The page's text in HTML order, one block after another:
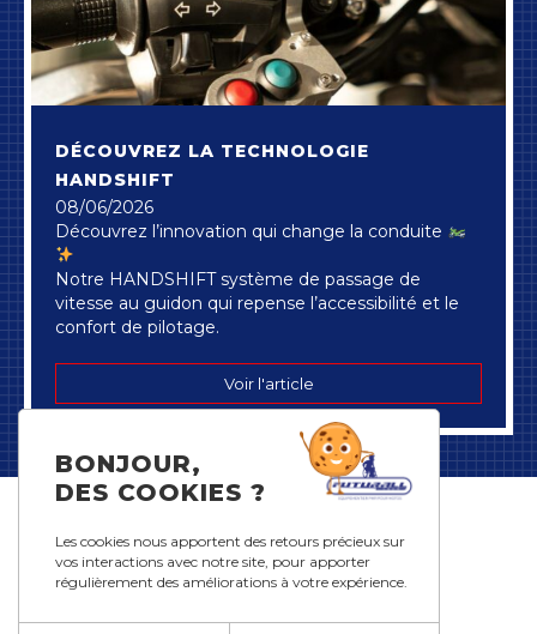
DÉCOUVREZ LA TECHNOLOGIE
HANDSHIFT
08/06/2026
Découvrez l’innovation qui change la conduite
Notre HANDSHIFT système de passage de
vitesse au guidon qui repense l’accessibilité et le
confort de pilotage.
Voir l'article
BONJOUR,
DES COOKIES ?
Les cookies nous apportent des retours précieux sur
vos interactions avec notre site, pour apporter
régulièrement des améliorations à votre expérience.